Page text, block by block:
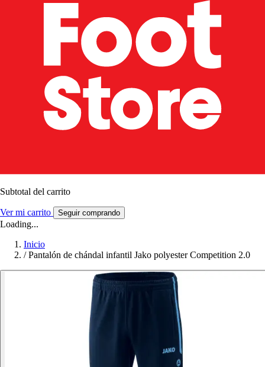
Subtotal del carrito
Ver mi carrito Seguir comprando
Loading...
Inicio
/ Pantalón de chándal infantil Jako polyester Competition 2.0